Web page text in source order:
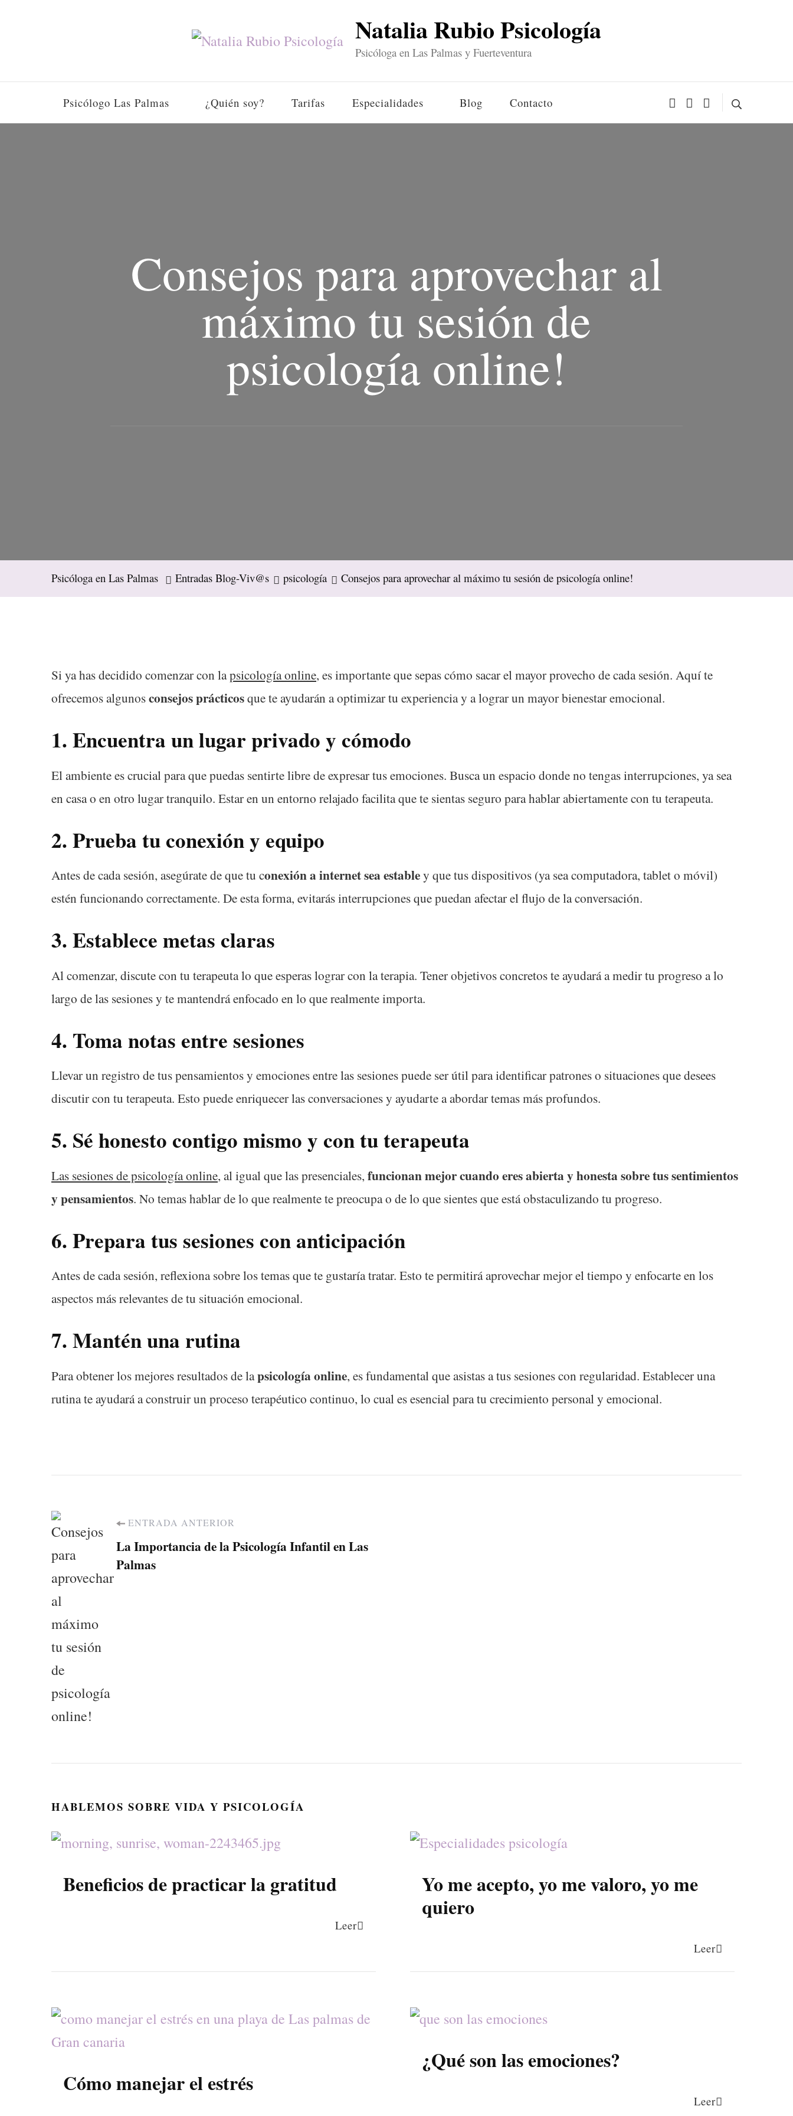
Natalia Rubio Psicología
Psicóloga en Las Palmas y Fuerteventura
Psicólogo Las Palmas ¿Quién soy? Tarifas Especialidades Blog Contacto
Consejos para aprovechar al
máximo tu sesión de
psicología online!
Psicóloga en Las Palmas Entradas Blog-Viv@s psicología Consejos para aprovechar al máximo tu sesión de psicología online!
Si ya has decidido comenzar con lapsicología online, es importante que sepas cómo sacar el mayor provecho de cada sesión. Aquí te
ofrecemos algunosconsejos prácticosque te ayudarán a optimizar tu experiencia y a lograr un mayor bienestar emocional.
1.Encuentra un lugar privado y cómodo
El ambiente es crucial para que puedas sentirte libre de expresar tus emociones. Busca un espacio donde no tengas interrupciones, ya sea
en casa o en otro lugar tranquilo. Estar en un entorno relajado facilita que te sientas seguro para hablar abiertamente con tu terapeuta.
2.Prueba tu conexión y equipo
Antes de cada sesión, asegúrate de que tu conexión a internet sea establey que tus dispositivos (ya sea computadora, tablet o móvil)
estén funcionando correctamente. De esta forma, evitarás interrupciones que puedan afectar el flujo de la conversación.
3.Establece metas claras
Al comenzar, discute con tu terapeuta lo que esperas lograr con la terapia. Tener objetivos concretos te ayudará a medir tu progreso a lo
largo de las sesiones y te mantendrá enfocado en lo que realmente importa.
4. Toma notas entre sesiones
Llevar un registro de tus pensamientos y emociones entre las sesiones puede ser útil para identificar patrones o situaciones que desees
discutir con tu terapeuta. Esto puede enriquecer las conversaciones y ayudarte a abordar temas más profundos.
5. Sé honesto contigo mismo y con tu terapeuta
Las sesiones de psicología online, al igual que las presenciales, funcionan mejor cuando eres abierta y honesta sobre tus sentimientos
y pensamientos. No temas hablar de lo que realmente te preocupa o de lo que sientes que está obstaculizando tu progreso.
6.Prepara tus sesiones con anticipación
Antes de cada sesión, reflexiona sobre los temas que te gustaría tratar. Esto te permitirá aprovechar mejor el tiempo y enfocarte en los
aspectos más relevantes de tu situación emocional.
7.Mantén una rutina
Para obtener los mejores resultados de lapsicología online, es fundamental que asistas a tus sesiones con regularidad. Establecer una
rutina te ayudará a construir un proceso terapéutico continuo, lo cual es esencial para tu crecimiento personal y emocional.
ENTRADA ANTERIOR
La Importancia de la Psicología Infantil en Las
Palmas
HABLEMOS SOBRE VIDA Y PSICOLOGÍA
Beneficios de practicar la gratitud
Leer
Yo me acepto, yo me valoro, yo me
quiero
Leer
Cómo manejar el estrés
¿Qué son las emociones?
Leer